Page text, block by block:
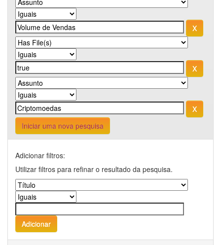
Iniciar uma nova pesquisa
Adicionar filtros:
Utilizar filtros para refinar o resultado da pesquisa.